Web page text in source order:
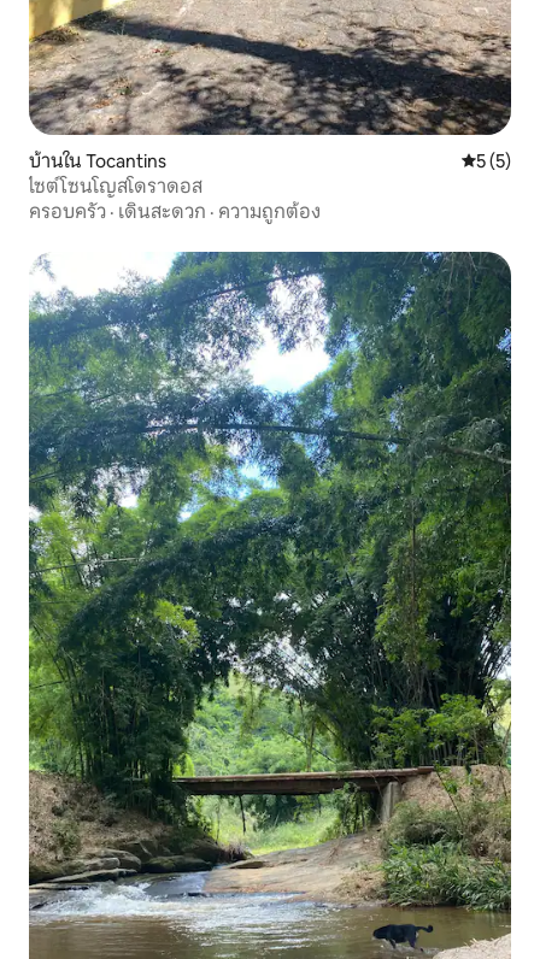
บ้านใน Tocantins คะแนนเฉ
5 (5)
ไซต์โซนโญสโดราดอส
ครอบครัว · เดินสะดวก · ความถูกต้อง